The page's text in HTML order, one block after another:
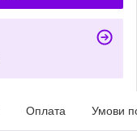
Оплата Умови